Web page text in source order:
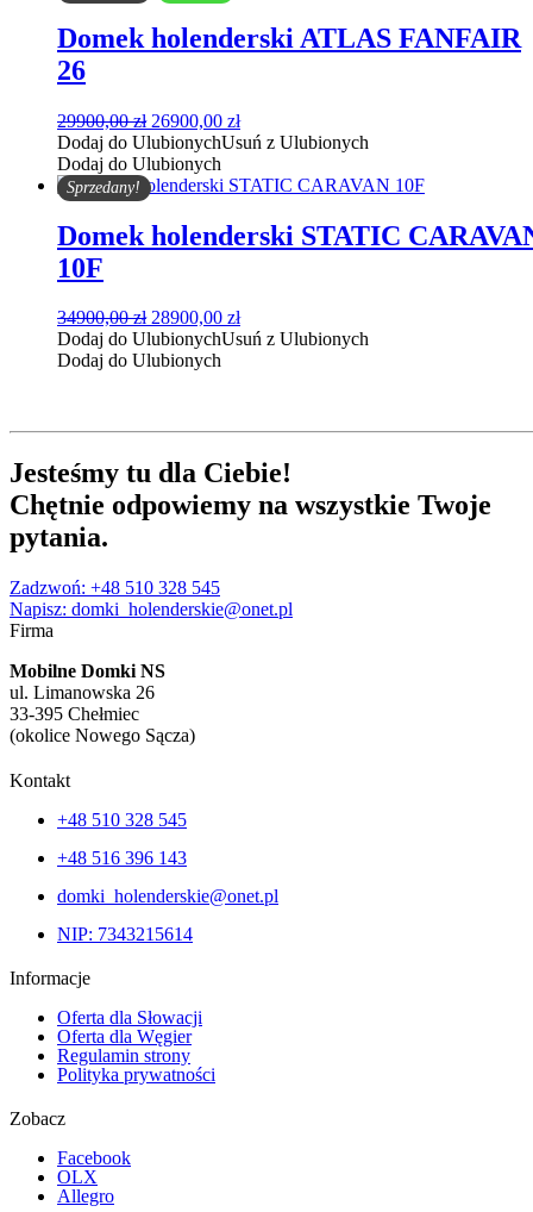
Domek holenderski ATLAS FANFAIR
26
29900,00zł Pierwotna
cena
wynosiła:
29900,00 zł.
26900,00 złAktualna
cena
26900,00 zł.
Dodaj do UlubionychUsuń z Ulubionych
Dodaj do Ulubionych
Sprzedany!
Domek holenderski STATIC
10F
34900,00zł Pierwotna
cena
wynosiła:
28900,00 złAktualna
cena
Dodaj do UlubionychUsuń z Ulubionych
Dodaj do Ulubionych
Jesteśmy tu dla Ciebie!
Chętnie odpowiemy na wszystkie Twoje
pytania.
Zadzwoń: +48 510 328 545
Napisz: domki_holenderskie@onet.pl
Firma
Mobilne Domki NS
ul. Limanowska 26
33-395 Chełmiec
(okolice Nowego Sącza)
Kontakt
+48 510 328 545
+48 516 396 143
domki_holenderskie@onet.pl
NIP: 7343215614
Informacje
Oferta dla Słowacji
Oferta dla Węgier
Regulamin strony
Polityka prywatności
Zobacz
Facebook
OLX
Allegro